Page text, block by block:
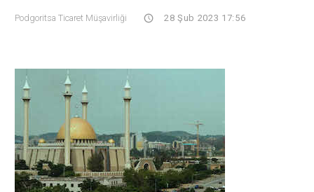
Podgoritsa Ticaret Müşavirliği 28 Şub 2023 17:56